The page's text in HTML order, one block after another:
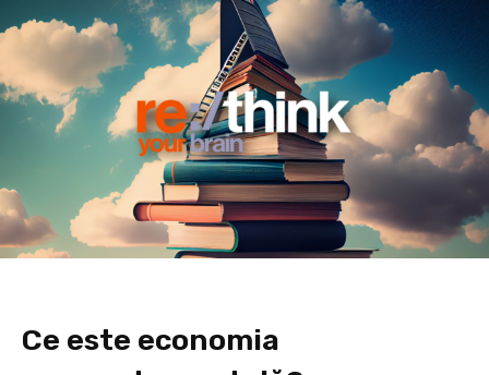
Ce este economia